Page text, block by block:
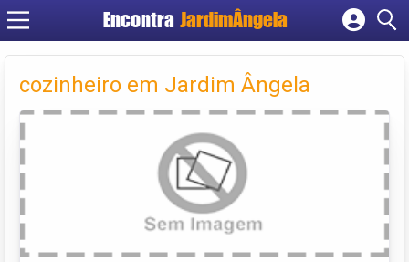
EncontraJardimÂngela
Cadastrar empresa
Fazer login
Criar conta
cozinheiro em Jardim Ângela